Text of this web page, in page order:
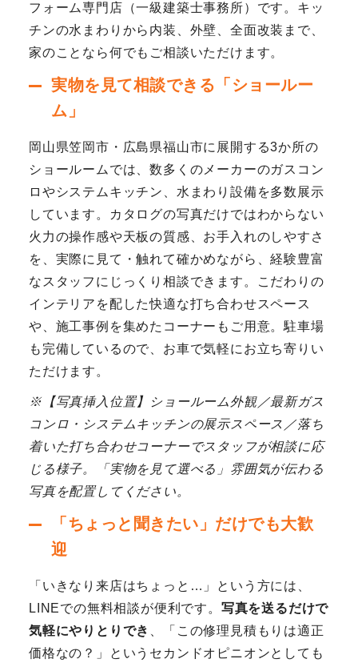
フォーム専門店（一級建築士事務所）です。キッ
チンの水まわりから内装、外壁、全面改装まで、
家のことなら何でもご相談いただけます。
実物を見て相談できる「ショールー
ム」
岡山県笠岡市・広島県福山市に展開する3か所の
ショールームでは、数多くのメーカーのガスコン
ロやシステムキッチン、水まわり設備を多数展示
しています。カタログの写真だけではわからない
火力の操作感や天板の質感、お手入れのしやすさ
を、実際に見て・触れて確かめながら、経験豊富
なスタッフにじっくり相談できます。こだわりの
インテリアを配した快適な打ち合わせスペース
や、施工事例を集めたコーナーもご用意。駐車場
も完備しているので、お車で気軽にお立ち寄りい
ただけます。
※【写真挿入位置】ショールーム外観／最新ガス
コンロ・システムキッチンの展示スペース／落ち
着いた打ち合わせコーナーでスタッフが相談に応
じる様子。「実物を見て選べる」雰囲気が伝わる
写真を配置してください。
「ちょっと聞きたい」だけでも大歓
迎
「いきなり来店はちょっと…」という方には、
LINEでの無料相談が便利です。 写真を送るだけで
気軽にやりとりでき
、「この修理見積もりは適正
価格なの？」というセカンドオピニオンとしても